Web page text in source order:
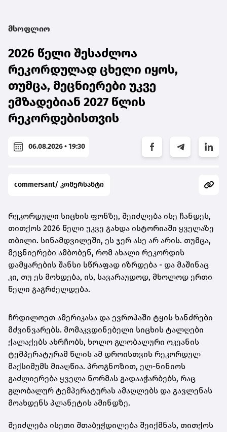
მსოფლიო
2026 წელი შესაძლოა
რეკორდულად ცხელი იყოს,
თუმცა, მეცნიერები უკვე
ემზადებიან 2027 წლის
რეკორდებისთვის
06.08.2026 • 19:30
commersant/ კომერსანტი
რეკორდული სიცხის ფონზე, შეიძლება ისე ჩანდეს,
თითქოს 2026 წელი უკვე გახდა ისტორიაში ყველაზე
თბილი. სინამდვილეში, ეს ჯერ ასე არ არის. თუმცა,
მეცნიერები ამბობენ, რომ ახალი რეკორდის
დამყარების შანსი სწრაფად იზრდება - და მაშინაც
კი, თუ ეს მოხდება, ის, სავარაუდოდ, მხოლოდ ერთი
წელი გაგრძელდება.
ჩრდილოეთ ამერიკასა და ევროპაში ტყის ხანძრები
მძვინვარებს. მომაკვდინებელი სიცხის ტალღები
ქალაქებს ახრჩობს, ხოლო გლობალური ოკეანის
ტემპერატურამ წლის ამ დროისთვის რეკორდულ
მაქსიმუმს მიაღწია. პროგნოზით, ელ-ნინიოს
გაძლიერება ყველა ნორმას გადააჭარბებს, რაც
გლობალურ ტემპერატურას ამაღლებს და გავლენას
მოახდენს პლანეტის ამინდზე.
შეიძლება ისეთი შთაბეჭდილება შეიქმნას, თითქოს